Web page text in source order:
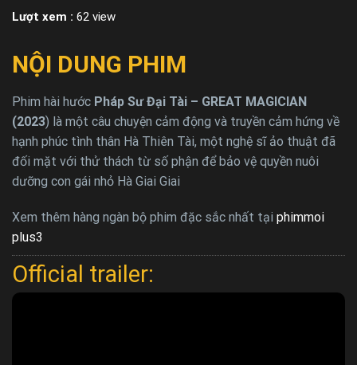
Lượt xem : 62 view
NỘI DUNG PHIM
Phim hài hước Pháp Sư Đại Tài – GREAT MAGICIAN
(2023) là một câu chuyện cảm động và truyền cảm hứng về
hạnh phúc tình thân Hà Thiên Tài, một nghệ sĩ ảo thuật đã
đối mặt với thử thách từ số phận để bảo vệ quyền nuôi
dưỡng con gái nhỏ Hà Giai Giai
Xem thêm hàng ngàn bộ phim đặc sắc nhất tại phimmoi
plus3
Official trailer: